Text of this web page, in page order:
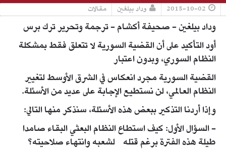
2015-10-02 وداد بيلغين مقالات
وداد بيلغين - صحيفة أكشام - ترجمة وتحرير ترك برس
أود التأكيد على أن القضية السورية لا تتعلق فقط بمشكلة
النظام السوري، وبدون اعتبار
القضية السورية مجرد انعكاس في الشرق الأوسط لتغيير
النظام العالمي، لن نستطيع الإجابة على عديد من الأسئلة.
وإذا أردنا التذكير ببعض هذه الأسئلة، سنذكر منها التالي:
- السؤال الأول: كيف استطاع النظام البعثي البقاء صامدا
طيلة هذه الفترة برغم قتله لشعبه وانتهاء صلاحيته؟